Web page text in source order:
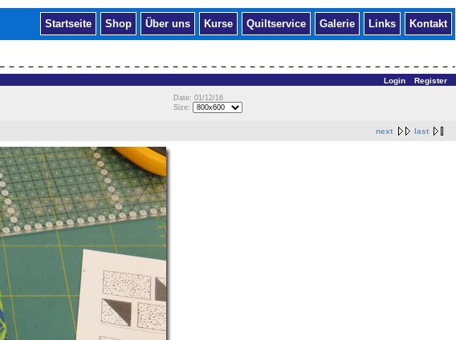
Startseite Shop Über uns Kurse Quiltservice Galerie Links Kontakt
Login Register
Date: 01/12/16
Size:
next last